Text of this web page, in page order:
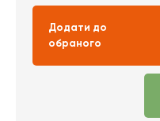
Додати до
обраного